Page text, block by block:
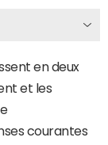
en deux
et les
courantes